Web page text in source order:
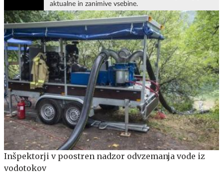
aktualne in zanimive vsebine.
Inšpektorji v poostren nadzor odvzemanja vode iz
vodotokov